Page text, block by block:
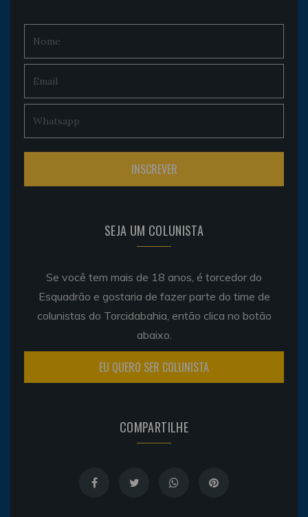
SEJA UM COLUNISTA
Se você tem mais de 18 anos, é torcedor do
Esquadrão e gostaria de fazer parte do time de
colunistas do Torcidabahia, então clica no botão
abaixo.
EU QUERO SER COLUNISTA
COMPARTILHE